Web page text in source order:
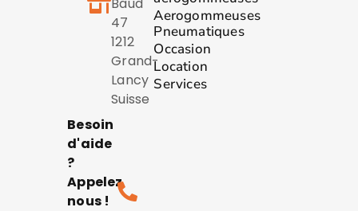
47
1212
Grand-
Lancy
Suisse
Besoin
d'aide
?
Appelez
nous !
Aerogommeuses
Pneumatiques
Occasion
Location
Services